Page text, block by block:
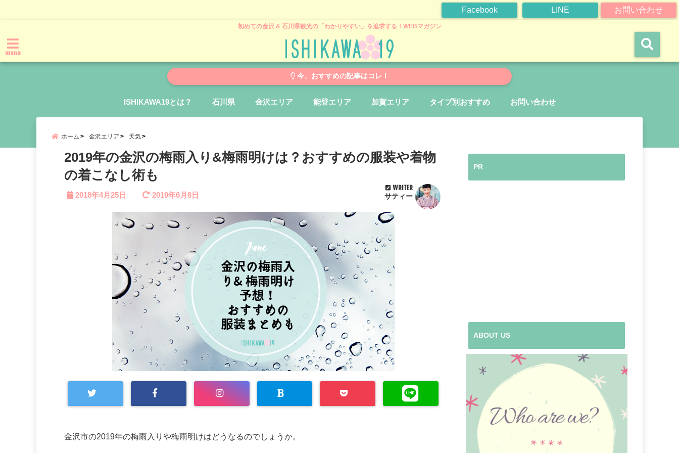
お問い合わせ
LINE
Facebook
初めての金沢 & 石川県観光の「わかりやすい」を追求する！WEBマガジン
menu
今、おすすめの記事はコレ！
ISHIKAWA19とは？ 石川県 金沢エリア 能登エリア 加賀エリア タイプ別おすすめ お問い合わせ
ホーム 金沢エリア 天気
2019年の金沢の梅雨入り&梅雨明けは？おすすめの服装や着物
の着こなし術も
2018年4月25日 2019年6月8日
WRITER
サティー
金沢市の2019年の梅雨入りや梅雨明けはどうなるのでしょうか。
PR
ABOUT US